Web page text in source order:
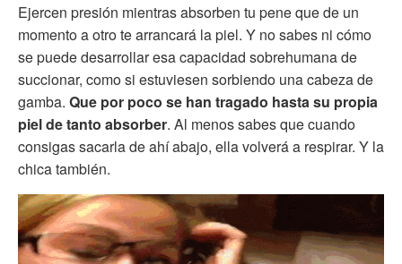
Ejercen presión mientras absorben tu pene que de un
momento a otro te arrancará la piel. Y no sabes ni cómo
se puede desarrollar esa capacidad sobrehumana de
succionar, como si estuviesen sorbiendo una cabeza de
gamba. Que por poco se han tragado hasta su propia
piel de tanto absorber. Al menos sabes que cuando
consigas sacarla de ahí abajo, ella volverá a respirar. Y la
chica también.